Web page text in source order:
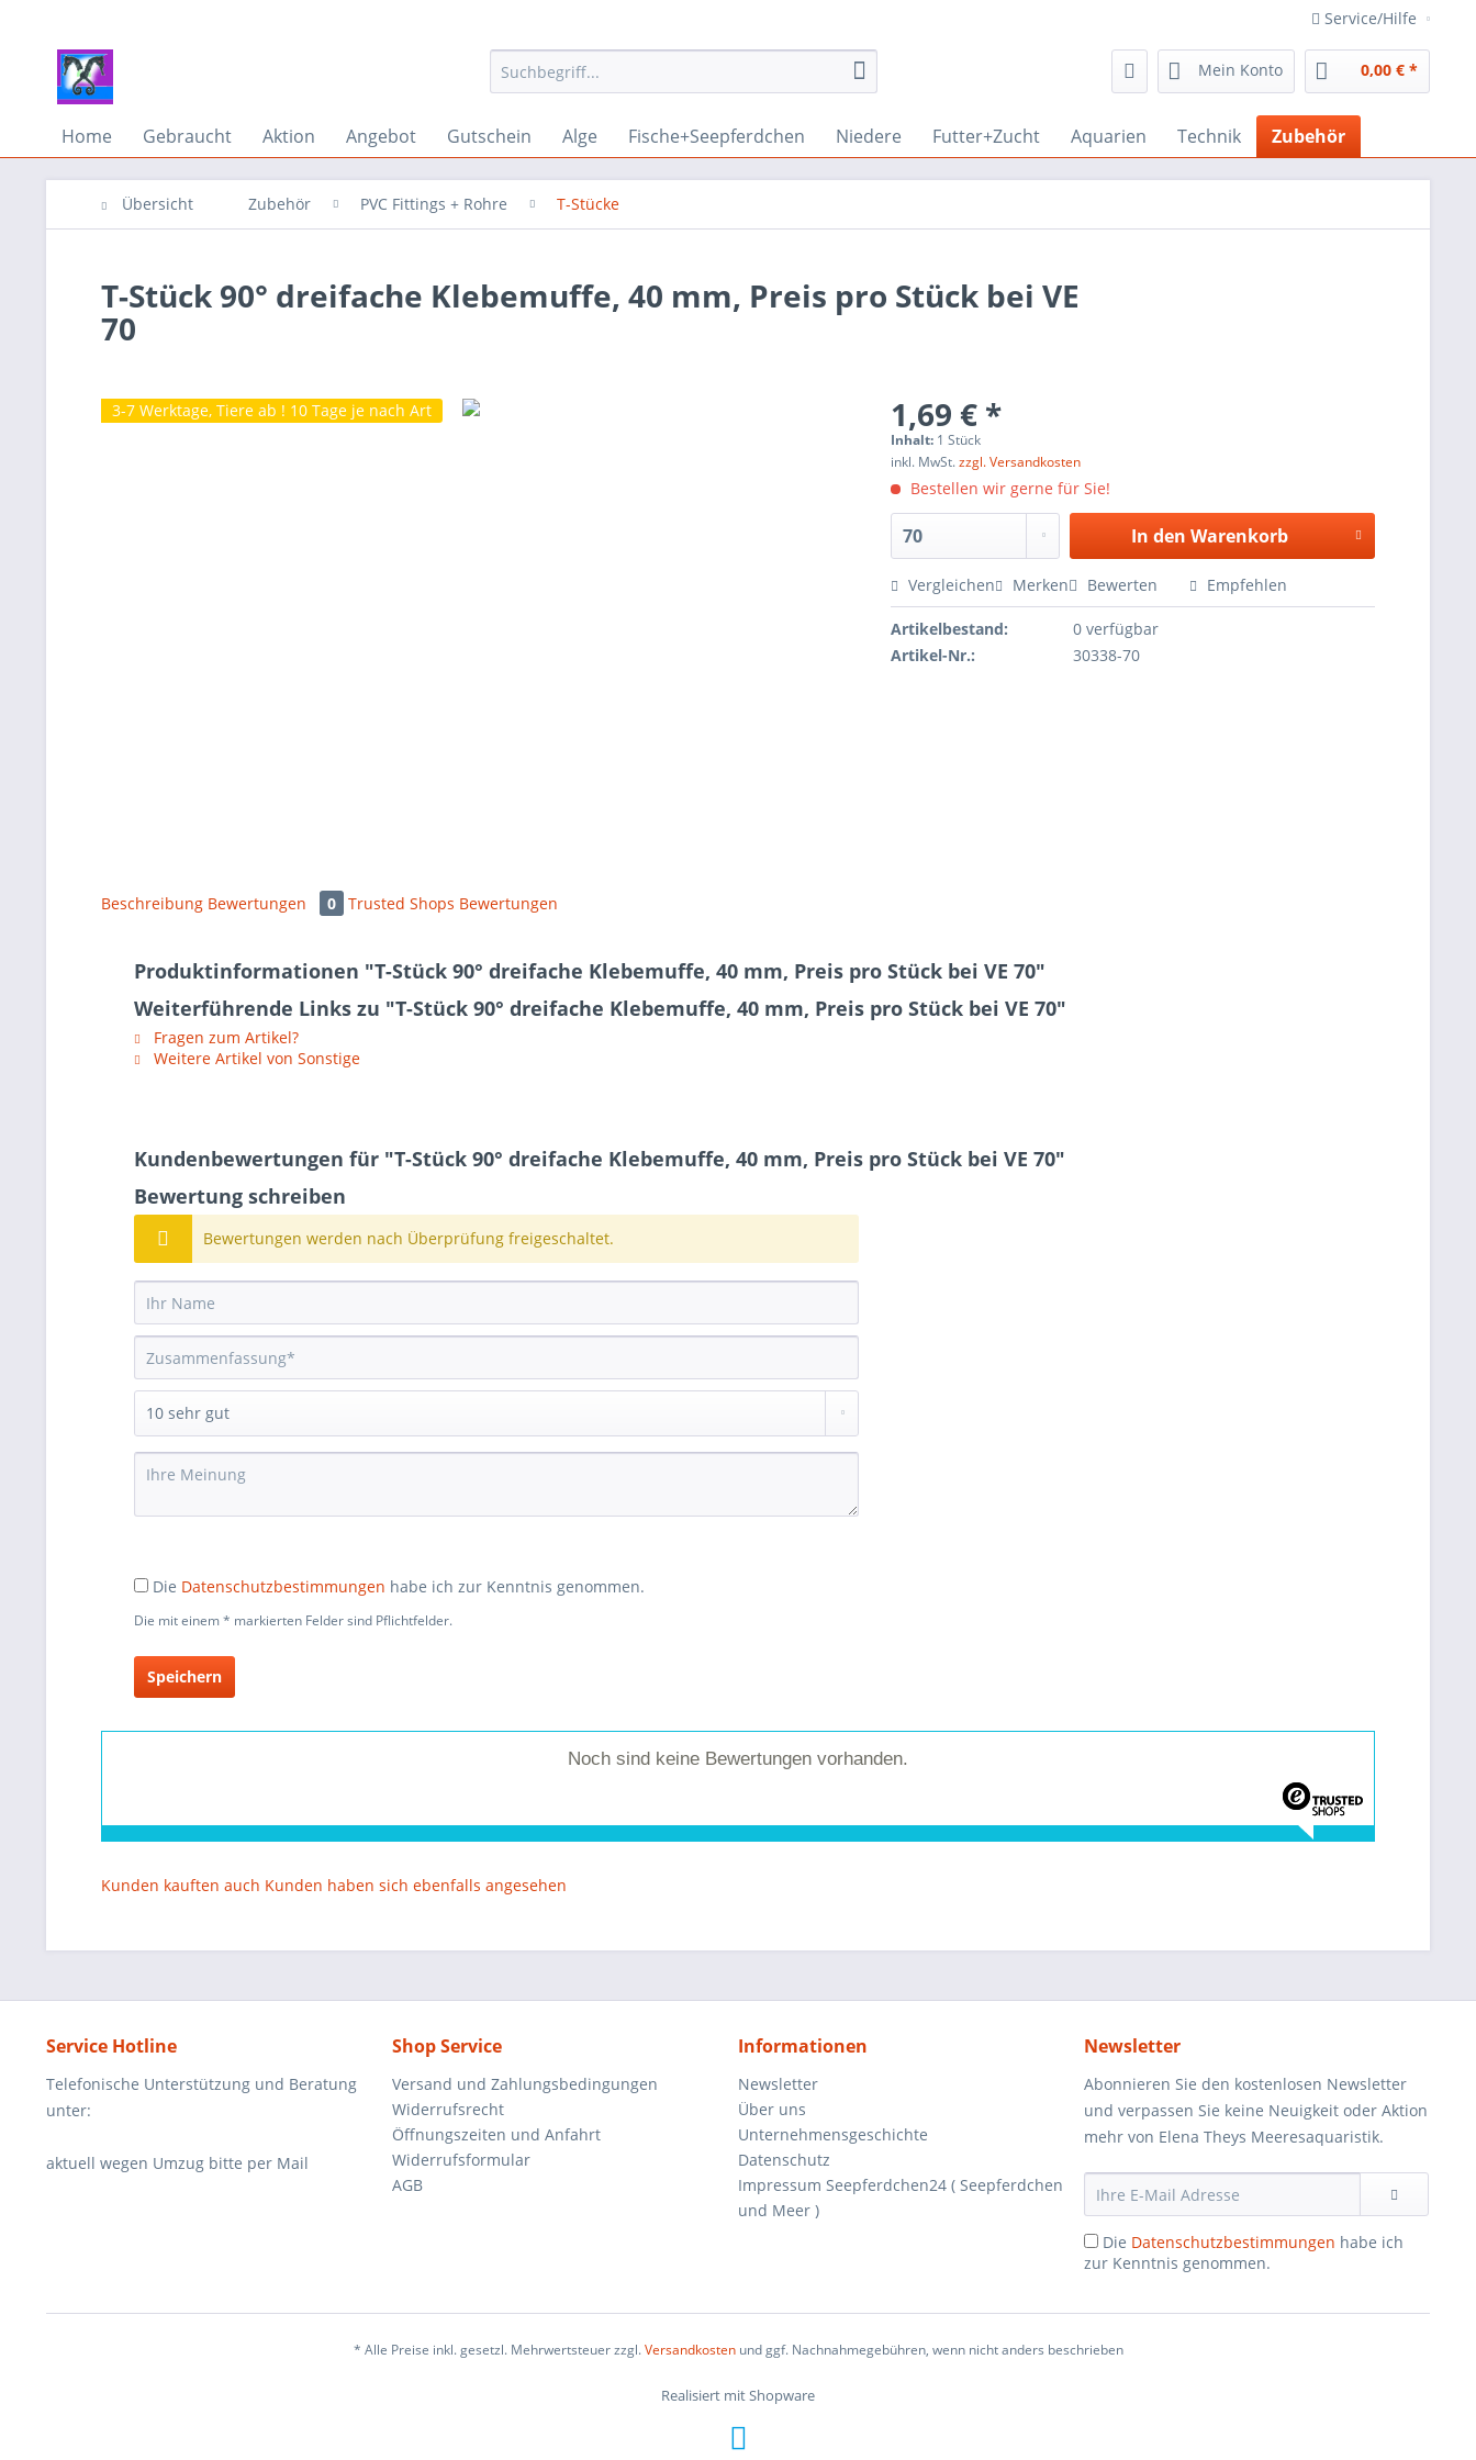
Service/Hilfe
Mein Konto 0,00 € *
Home Gebraucht Aktion Angebot Gutschein Alge Fische+Seepferdchen Niedere Futter+Zucht Aquarien Technik Zubehör
Übersicht Zubehör PVC Fittings + Rohre T-Stücke
T-Stück 90° dreifache Klebemuffe, 40 mm, Preis pro Stück bei VE
70
3-7 Werktage, Tiere ab ! 10 Tage je nach Art 1,69 € *
Inhalt: 1 Stück
inkl. MwSt.zzgl. Versandkosten
Bestellen wir gerne für Sie!
In den Warenkorb
Vergleichen Merken Bewerten Empfehlen
Artikelbestand:
0 verfügbar
Artikel-Nr.:
30338-70
Beschreibung Bewertungen 0 Trusted Shops Bewertungen
Produktinformationen "T-Stück 90° dreifache Klebemuffe, 40 mm, Preis pro Stück bei VE 70"
Weiterführende Links zu "T-Stück 90° dreifache Klebemuffe, 40 mm, Preis pro Stück bei VE 70"
Fragen zum Artikel?
Weitere Artikel von Sonstige
Kundenbewertungen für "T-Stück 90° dreifache Klebemuffe, 40 mm, Preis pro Stück bei VE 70"
Bewertung schreiben
Bewertungen werden nach Überprüfung freigeschaltet.
Die Datenschutzbestimmungen habe ich zur Kenntnis genommen.
Die mit einem * markierten Felder sind Pflichtfelder.
Speichern
Noch sind keine Bewertungen vorhanden.
Kunden kauften auch Kunden haben sich ebenfalls angesehen
Service Hotline
Telefonische Unterstützung und Beratung
unter:
aktuell wegen Umzug bitte per Mail
Shop Service
Versand und Zahlungsbedingungen
Widerrufsrecht
Öffnungszeiten und Anfahrt
Widerrufsformular
AGB
Informationen
Newsletter
Über uns
Unternehmensgeschichte
Datenschutz
Impressum Seepferdchen24 ( Seepferdchen
und Meer )
Newsletter
Abonnieren Sie den kostenlosen Newsletter
und verpassen Sie keine Neuigkeit oder Aktion
mehr von Elena Theys Meeresaquaristik.
Die Datenschutzbestimmungen habe ich
zur Kenntnis genommen.
* Alle Preise inkl. gesetzl. Mehrwertsteuer zzgl.Versandkostenund ggf. Nachnahmegebühren, wenn nicht anders beschrieben
Realisiert mit Shopware